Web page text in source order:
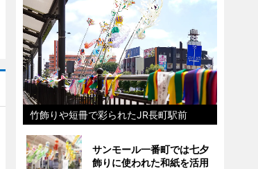
竹飾りや短冊で彩られたJR長町駅前
サンモール一番町では七夕
飾りに使われた和紙を活用